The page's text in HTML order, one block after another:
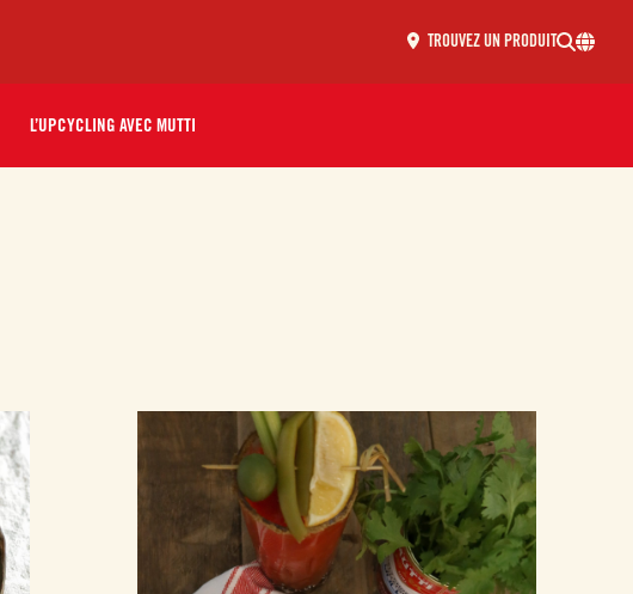
TROUVEZ UN PRODUIT
L’UPCYCLING AVEC MUTTI